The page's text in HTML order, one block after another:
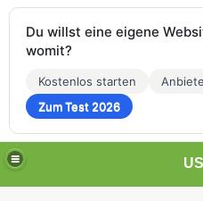
Du willst eine eigene
womit?
Kostenlos starten
Zum Test 2026